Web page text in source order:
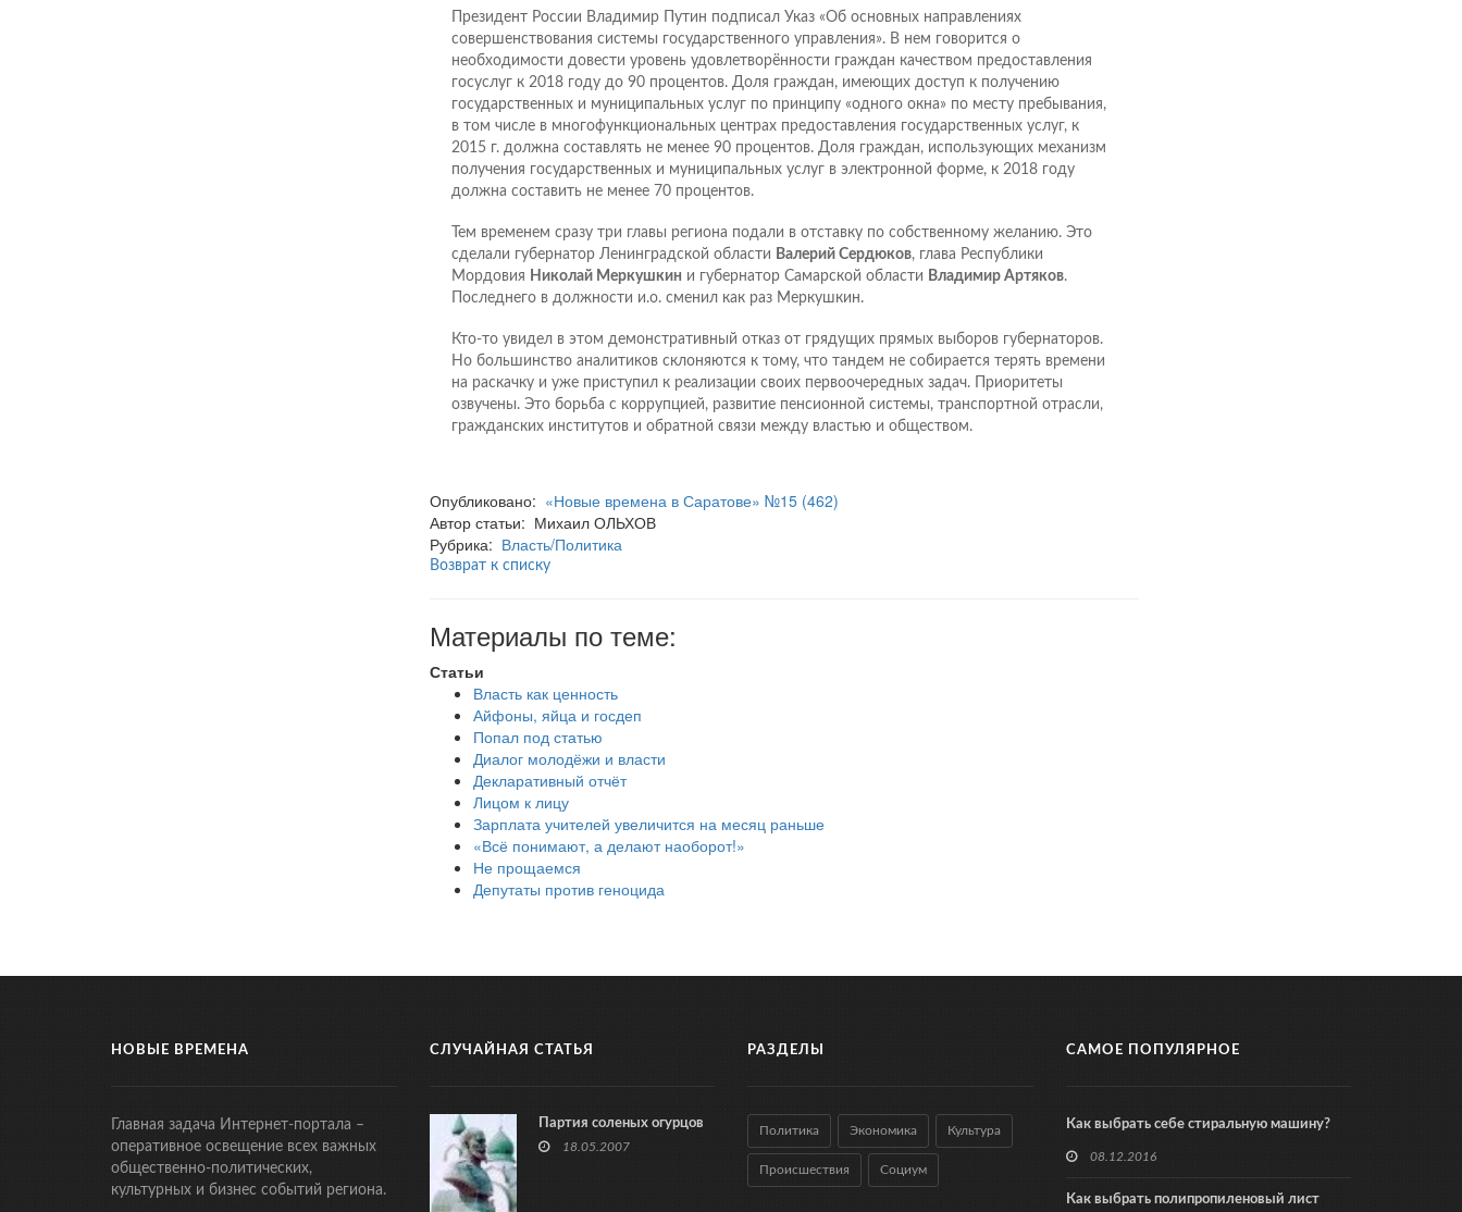
Президент России Владимир Путин подписал Указ «Об основных направлениях
совершенствования системы государственного управления». В нем говорится о
необходимости довести уровень удовлетворённости граждан качеством предоставления
госуслуг к 2018 году до 90 процентов. Доля граждан, имеющих доступ к получению
государственных и муниципальных услуг по принципу «одного окна» по месту пребывания,
в том числе в многофункциональных центрах предоставления государственных услуг, к
2015 г. должна составлять не менее 90 процентов. Доля граждан, использующих механизм
получения государственных и муниципальных услуг в электронной форме, к 2018 году
должна составить не менее 70 процентов.
Тем временем сразу три главы региона подали в отставку по собственному желанию. Это
сделали губернатор Ленинградской области Валерий Сердюков, глава Республики
Мордовия Николай Меркушкин и губернатор Самарской области Владимир Артяков.
Последнего в должности и.о. сменил как раз Меркушкин.
Кто-то увидел в этом демонстративный отказ от грядущих прямых выборов губернаторов.
Но большинство аналитиков склоняются к тому, что тандем не собирается терять времени
на раскачку и уже приступил к реализации своих первоочередных задач. Приоритеты
озвучены. Это борьба с коррупцией, развитие пенсионной системы, транспортной отрасли,
гражданских институтов и обратной связи между властью и обществом.
Опубликовано: «Новые времена в Саратове» №15 (462)
Автор статьи: Михаил ОЛЬХОВ
Рубрика: Власть/Политика
Возврат к списку
Материалы по теме:
Статьи
Власть как ценность
Айфоны, яйца и госдеп
Попал под статью
Диалог молодёжи и власти
Декларативный отчёт
Лицом к лицу
Зарплата учителей увеличится на месяц раньше
«Всё понимают, а делают наоборот!»
Не прощаемся
Депутаты против геноцида
НОВЫЕ ВРЕМЕНА
Главная задача Интернет-портала –
оперативное освещение всех важных
общественно-политических,
культурных и бизнес событий региона.
СЛУЧАЙНАЯ СТАТЬЯ
Партия соленых огурцов
18.05.2007
РАЗДЕЛЫ
Политика Экономика Культура
Происшествия Социум
САМОЕ ПОПУЛЯРНОЕ
Как выбрать себе стиральную машину?
08.12.2016
Как выбрать полипропиленовый лист